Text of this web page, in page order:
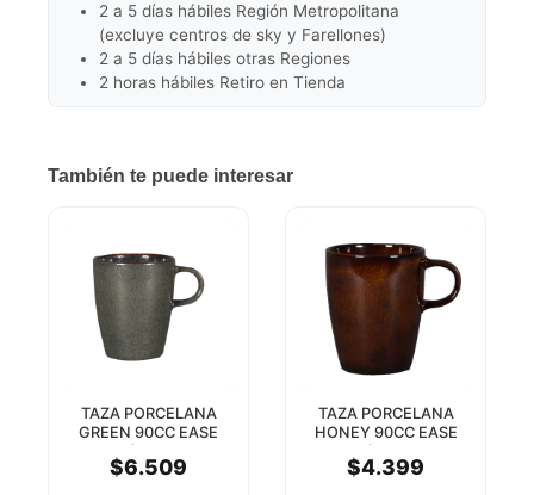
2 a 5 días hábiles Región Metropolitana
(excluye centros de sky y Farellones)
2 a 5 días hábiles otras Regiones
2 horas hábiles Retiro en Tienda
También te puede interesar
TAZA PORCELANA
GREEN 90CC EASE
EASA13CAA)
$6.509
TAZA PORCELANA
HONEY 90CC EASE
EASA13HOA)
$4.399